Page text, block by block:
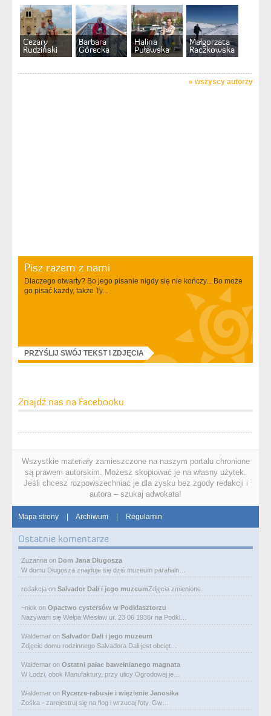
Cezary
Rudziński
Barbara
Górecka
Halina
Puławska
Małgorzata
Raczkowska
» wszyscy autorzy
Pisz razem z nami
Dlaczego otwarty? Bo jego pisanie nigdy się nie kończy... Bo może
go pisać każdy, także Ty...
PRZYŚLIJ SWÓJ TEKST I ZDJĘCIA
Znajdź nas na Facebooku
Wszystkie materiały zamieszczone na naszym portalu chronione
są prawem autorskim. Możesz skopiować je na własny użytek.
Jeśli chcesz rozpowszechniać je dla zysku bez zgody redakcji i
autora – szukaj adwokata!
Mapa strony | Archiwum | Regulamin
Ostatnie komentarze
Zuzanna on Dom Jana Długosza
W domu Długosza znajduje się dziś muzeum parafialn…
redakcja on Salvador Dali i jego muzeumZdjęcia zmienione.
~nick on Opactwo cystersów w Podklasztorzu
Nazywam się Wełpa Wiesław ur. 23 06 1936r na Podkl…
Waldemar on Salvador Dali i jego muzeum
Zdjęcie domu rodzinnego Salvadora Dali jest obcięt…
Waldemar on Ostatni pałac bawełnianego magnata
W Łodzi, obok Manufaktury, przy ulicy Ogrodowej je…
Waldemar on Rycerze-rabusie i więzienie Janosika
Zośka - zarejestruj się na flog i wrzucaj foty. Gw…